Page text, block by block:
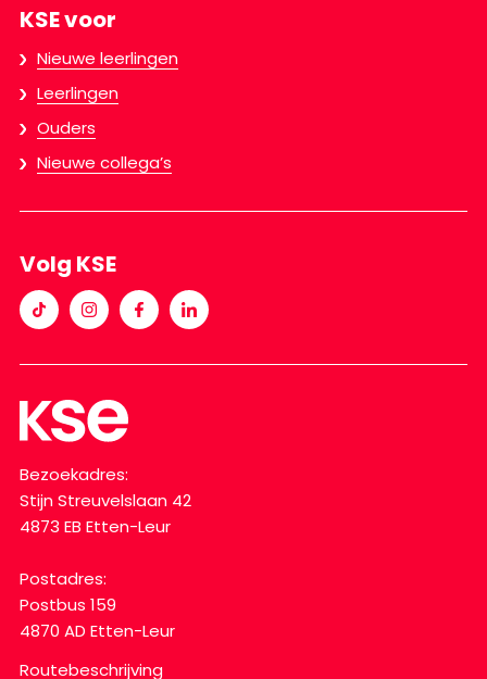
KSE voor
Nieuwe leerlingen
Leerlingen
Ouders
Nieuwe collega’s
Volg KSE
Bezoekadres:
Stijn Streuvelslaan 42
4873 EB Etten-Leur
Postadres:
Postbus 159
4870 AD Etten-Leur
Routebeschrijving